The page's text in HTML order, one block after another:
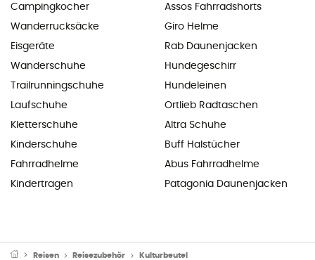
Campingkocher
Wanderrucksäcke
Eisgeräte
Wanderschuhe
Trailrunningschuhe
Laufschuhe
Kletterschuhe
Kinderschuhe
Fahrradhelme
Kindertragen
Assos Fahrradshorts
Giro Helme
Rab Daunenjacken
Hundegeschirr
Hundeleinen
Ortlieb Radtaschen
Altra Schuhe
Buff Halstücher
Abus Fahrradhelme
Patagonia Daunenjacken
Reisen Reisezubehör Kulturbeutel